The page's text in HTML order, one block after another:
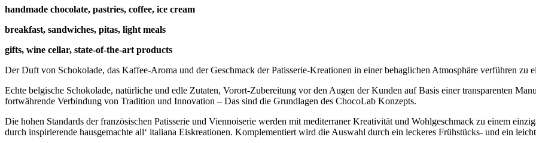
handmade chocolate, pastries, coffee, ice cream
breakfast, sandwiches, pitas, light meals
gifts, wine cellar, state-of-the-art products
Der Duft von Schokolade, das Kaffee-Aroma und der Geschmack der Patisserie-Kreationen in einer behaglichen Atmosphäre verführen zu
Echte belgische Schokolade, natürliche und edle Zutaten, Vorort-Zubereitung vor den Augen der Kunden auf Basis einer transparenten
fortwährende Verbindung von Tradition und Innovation – Das sind die Grundlagen des ChocoLab Konzepts.
Die hohen Standards der französischen Patisserie und Viennoiserie werden mit mediterraner Kreativität und Wohlgeschmack zu einem
durch inspirierende hausgemachte all‘ italiana Eiskreationen. Komplementiert wird die Auswahl durch ein leckeres Frühstücks- und ein